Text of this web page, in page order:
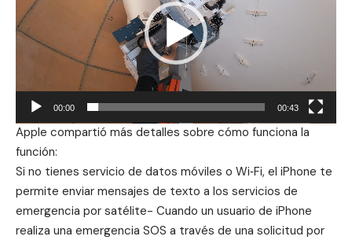
00:00 00:43
Apple compartió más detalles sobre cómo funciona la
función:
Si no tienes servicio de datos móviles o Wi‑Fi, el iPhone te
permite enviar mensajes de texto a los servicios de
emergencia por satélite- Cuando un usuario de iPhone
realiza una emergencia SOS a través de una solicitud por